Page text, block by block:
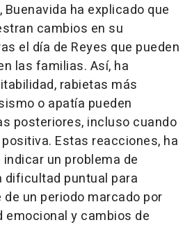
ha explicado que
cambios en su
el día de Reyes que pueden
las familias. Así, ha
rabietas más
o apatía pueden
posteriores, incluso cuando
Estas reacciones, ha
un problema de
dificultad puntual para
un periodo marcado por
emocional y cambios de